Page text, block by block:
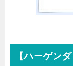
【ハーゲン